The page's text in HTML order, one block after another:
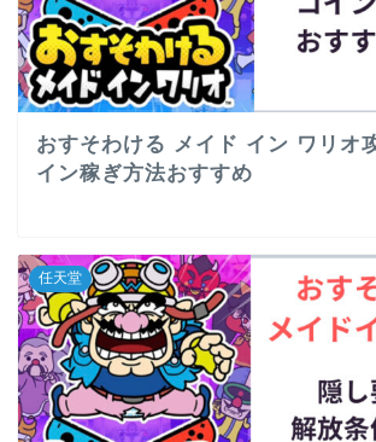
おすそわける メイド イン ワリオ
イン稼ぎ方法おすすめ
任天堂